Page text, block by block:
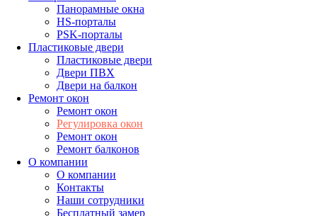
Панорамные окна
HS-порталы
PSK-порталы
Пластиковые двери
Пластиковые двери
Двери ПВХ
Двери на балкон
Ремонт окон
Ремонт окон
Регулировка окон
Ремонт окон
Ремонт балконов
О компании
О компании
Контакты
Наши сотрудники
Бесплатный замер